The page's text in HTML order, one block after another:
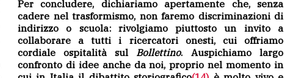
Per concludere, dichiariamo apertamente che, senza
cadere nel trasformismo, non faremo discriminazioni di
indirizzo o scuola: rivolgiamo piuttosto un invito a
collaborare a tutti i ricercatori onesti, cui offriamo
cordiale ospitalità sul Bollettino. Auspichiamo largo
confronto di idee anche da noi, proprio nel momento in